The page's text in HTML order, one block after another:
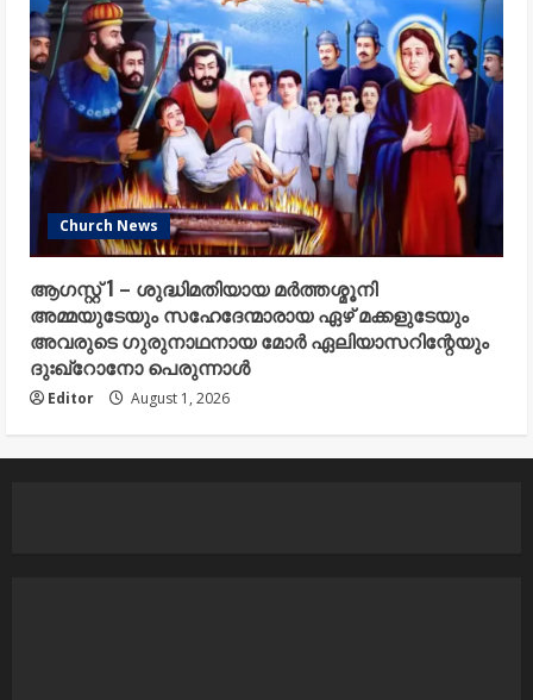
Church News
ആഗസ്റ്റ് 1 – ശുദ്ധിമതിയായ മർത്തശ്മൂനി
അമ്മയുടേയും സഹേദേന്മാരായ ഏഴ് മക്കളുടേയും
അവരുടെ ഗുരുനാഥനായ മോർ ഏലിയാസറിന്റേയും
ദുഃഖ്റോനോ പെരുന്നാൾ
Editor August 1, 2026